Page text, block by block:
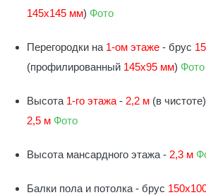
145х145 мм) Фото
Перегородки на 1-ом этаже - брус
(профилированный 145х95 мм) Фото
Высота 1-го этажа - 2,2 м (в
2,5 м Фото
Высота мансардного этажа - 2,3 м
Балки пола и потолка - брус